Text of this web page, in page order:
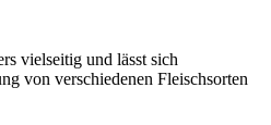
vielseitig und lässt sich
von verschiedenen Fleischsorten